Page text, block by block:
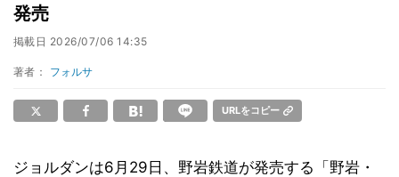
発売
掲載日 2026/07/06 14:35
著者： フォルサ
URLをコピー
ジョルダンは6月29日、野岩鉄道が発売する「野岩・